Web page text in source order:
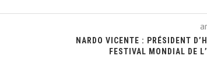
NARDO VICENTE : PRÉSIDENT
FESTIVAL MONDIAL DE